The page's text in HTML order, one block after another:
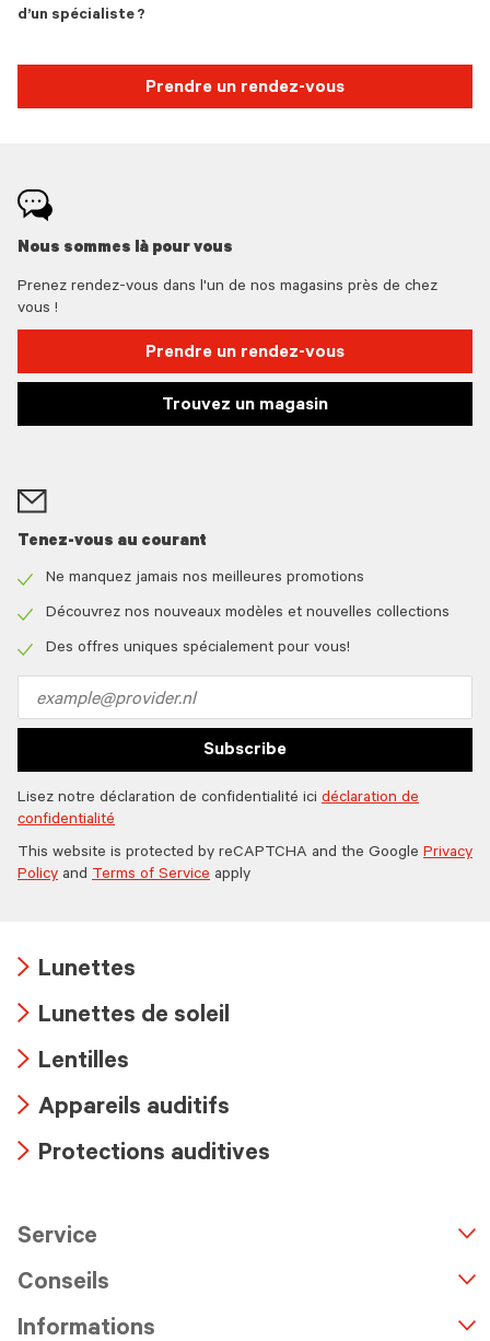
d’un spécialiste ?
Prendre un rendez-vous
Nous sommes là pour vous
Prenez rendez-vous dans l'un de nos magasins près de chez
vous !
Prendre un rendez-vous
Trouvez un magasin
Tenez-vous au courant
icon
Ne manquez jamais nos meilleures promotions
icon
Découvrez nos nouveaux modèles et nouvelles collections
Des offres uniques spécialement pour vous!
address
Subscribe
Lisez notre déclaration de confidentialité ici déclaration de
confidentialité
This website is protected by reCAPTCHA and the Google Privacy
Policy and Terms of Service apply
icon
Lunettes
icon
Lunettes de soleil
icon
Lentilles
icon
Appareils auditifs
Protections auditives
Service
Conseils
Informations